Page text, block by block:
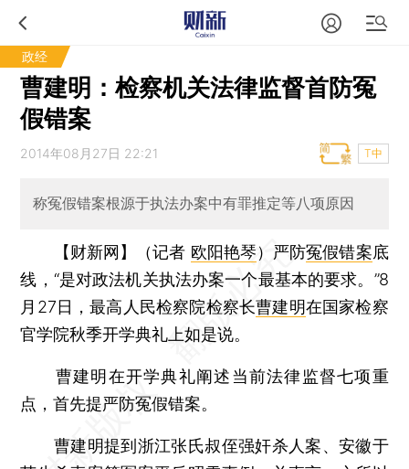
政经
曹建明：检察机关法律监督首防冤
假错案
2014年08月27日 22:21 T中
称冤假错案根源于执法办案中有罪推定等八项原因
【财新网】（记者 欧阳艳琴） 严防冤假错案底
线，“是对政法机关执法办案一个最基本的要求。”8
月27日，最高人民检察院检察长曹建明在国家检察
官学院秋季开学典礼上如是说。
曹建明在开学典礼阐述当前法律监督七项重
点，首先提严防冤假错案。
曹建明提到浙江张氏叔侄强奸杀人案、安徽于